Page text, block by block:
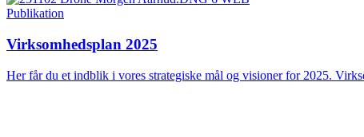
Publikation
Virksomhedsplan 2025
Her får du et indblik i vores strategiske mål og visioner for 2025.